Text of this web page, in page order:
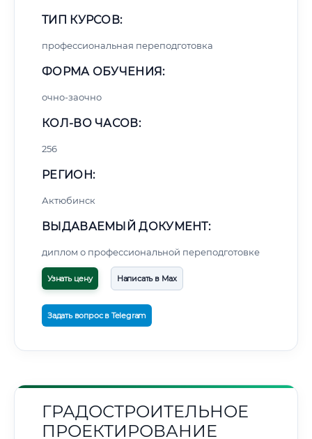
ТИП КУРСОВ:
профессиональная переподготовка
ФОРМА ОБУЧЕНИЯ:
очно-заочно
КОЛ-ВО ЧАСОВ:
256
РЕГИОН:
Актюбинск
ВЫДАВАЕМЫЙ ДОКУМЕНТ:
диплом о профессиональной переподготовке
Узнать цену Написать в Max
Задать вопрос в Telegram
ГРАДОСТРОИТЕЛЬНОЕ
ПРОЕКТИРОВАНИЕ